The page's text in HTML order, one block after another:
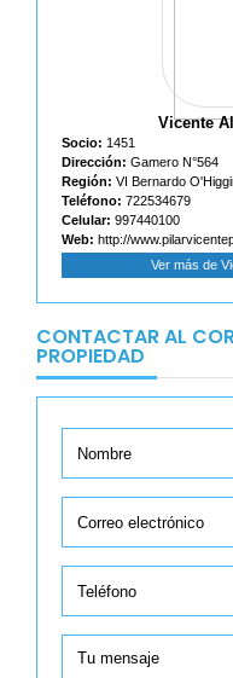
Vicente
Socio: 1451
Dirección: Gamero N°564
Región: VI Bernardo
Teléfono: 722534679
Celular: 997440100
Web: http://
Ver más de
CONTACTAR AL
PROPIEDAD